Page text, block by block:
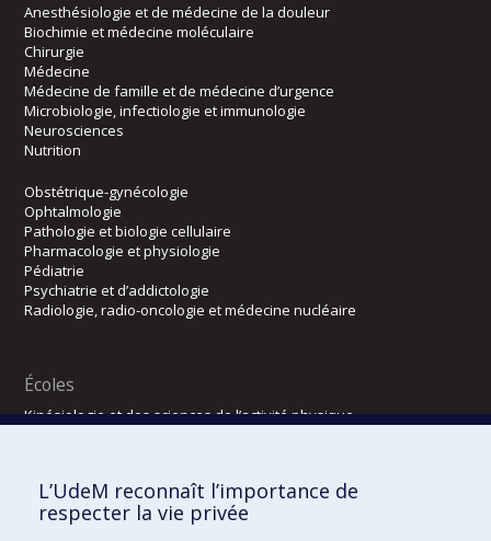
Anesthésiologie et de médecine de la douleur
Biochimie et médecine moléculaire
Chirurgie
Médecine
Médecine de famille et de médecine d’urgence
Microbiologie, infectiologie et immunologie
Neurosciences
Nutrition
Obstétrique-gynécologie
Ophtalmologie
Pathologie et biologie cellulaire
Pharmacologie et physiologie
Pédiatrie
Psychiatrie et d’addictologie
Radiologie, radio-oncologie et médecine nucléaire
Écoles
Kinésiologie et des sciences de l’activité physique
Directions
L’UdeM reconnaît l’importance de
respecter la vie privée